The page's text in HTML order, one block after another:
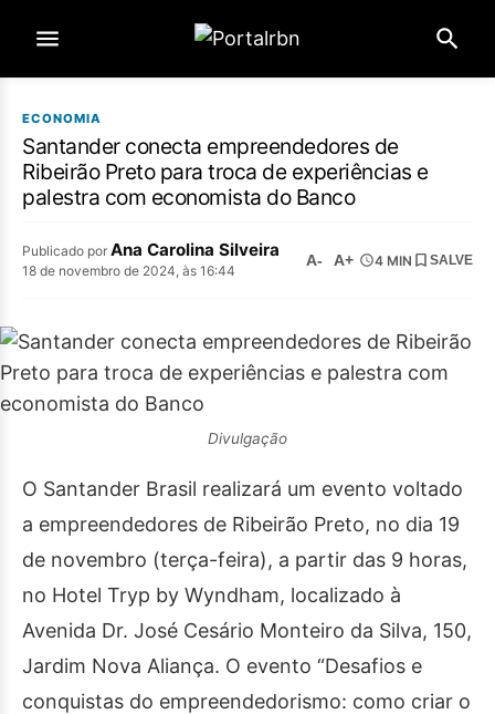
ECONOMIA
Santander conecta empreendedores de
Ribeirão Preto para troca de experiências e
palestra com economista do Banco
Publicado por Ana Carolina Silveira
18 de novembro de 2024, às 16:44
A- A+ 4 MIN SALVE
Divulgação
O Santander Brasil realizará um evento voltado
a empreendedores de Ribeirão Preto, no dia 19
de novembro (terça-feira), a partir das 9 horas,
no Hotel Tryp by Wyndham, localizado à
Avenida Dr. José Cesário Monteiro da Silva, 150,
Jardim Nova Aliança. O evento “Desafios e
conquistas do empreendedorismo: como criar o